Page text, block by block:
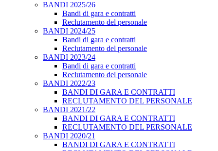
BANDI 2025/26
Bandi di gara e contratti
Reclutamento del personale
BANDI 2024/25
Bandi di gara e contratti
Reclutamento del personale
BANDI 2023/24
Bandi di gara e contratti
Reclutamento del personale
BANDI 2022/23
BANDI DI GARA E CONTRATTI
RECLUTAMENTO DEL PERSONALE
BANDI 2021/22
BANDI DI GARA E CONTRATTI
RECLUTAMENTO DEL PERSONALE
BANDI 2020/21
BANDI DI GARA E CONTRATTI